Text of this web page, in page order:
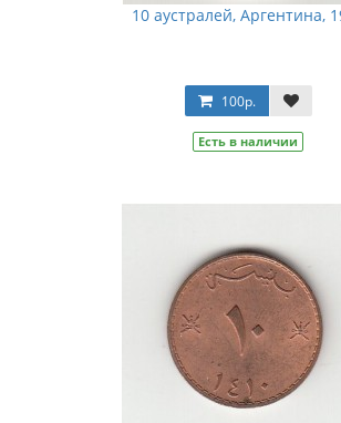
10 аустралей, Аргентина,
100р.
Есть в наличии